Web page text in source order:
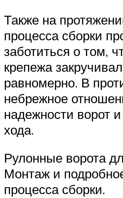
Также на
процесса сборки
заботиться о том,
крепежа
равномерно. В
небрежное
надежности ворот
хода.
Рулонные ворота
Монтаж и
процесса сборки.